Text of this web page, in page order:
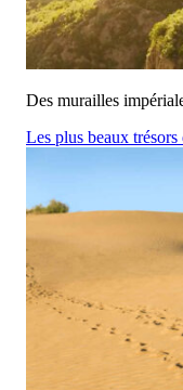
Des murailles
Les plus beaux trésors